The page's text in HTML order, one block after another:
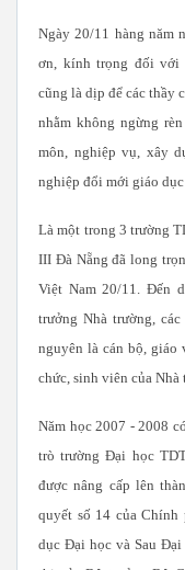
Ngày 20/11 hàng năm
ơn, kính trọng đối với
cũng là dịp để các thầy
nhằm không ngừng
môn, nghiệp vụ, xây
nghiệp đổi mới giáo
Là một trong 3 trường
III Đà Nẵng đã long
Việt Nam 20/11. Đến
trưởng Nhà trường,
nguyên là cán bộ, giáo
chức, sinh viên của Nhà
Năm học 2007 - 2008
trò trường Đại học
được nâng cấp lên
quyết số 14 của
dục Đại học và Sau